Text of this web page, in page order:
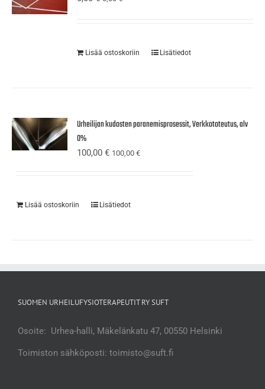
Lisää ostoskoriin Lisätiedot
Urheilijan kudosten paranemisprosessit, Verkkototeutus, alv
0%
100,00€ 100,00€
Lisää ostoskoriin Lisätiedot
SUOMEN URHEILUFYSIOTERAPEUTIT RY SUFT
Osoite: Urhea-halli, Mäkelänkatu 47, 00550 Helsinki
Toimiston sähköposti: toimisto@suft.fi